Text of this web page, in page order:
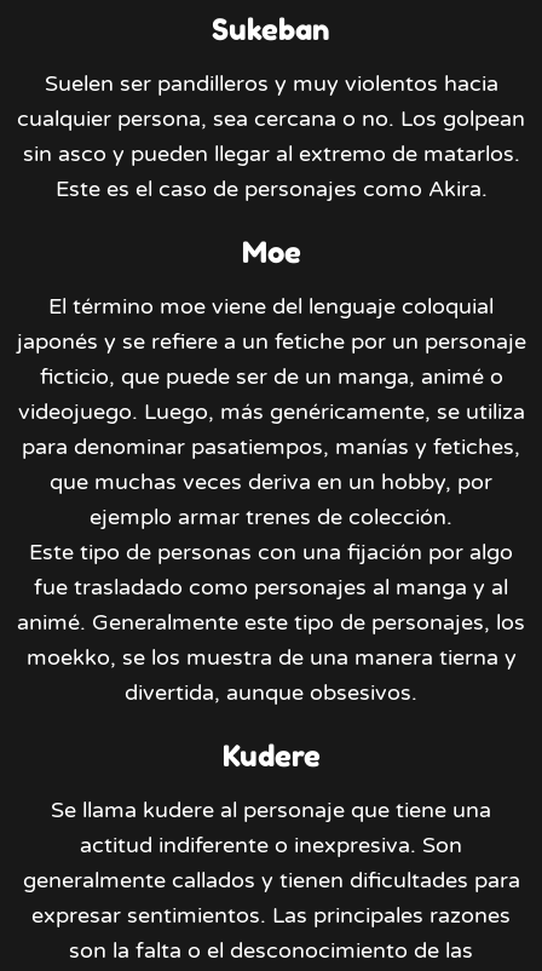
Sukeban
Suelen ser pandilleros y muy violentos hacia
cualquier persona, sea cercana o no. Los golpean
sin asco y pueden llegar al extremo de matarlos.
Este es el caso de personajes como Akira.
Moe
El término moe viene del lenguaje coloquial
japonés y se refiere a un fetiche por un personaje
ficticio, que puede ser de un manga, animé o
videojuego. Luego, más genéricamente, se utiliza
para denominar pasatiempos, manías y fetiches,
que muchas veces deriva en un hobby, por
ejemplo armar trenes de colección.
Este tipo de personas con una fijación por algo
fue trasladado como personajes al manga y al
animé. Generalmente este tipo de personajes, los
moekko, se los muestra de una manera tierna y
divertida, aunque obsesivos.
Kudere
Se llama kudere al personaje que tiene una
actitud indiferente o inexpresiva. Son
generalmente callados y tienen dificultades para
expresar sentimientos. Las principales razones
son la falta o el desconocimiento de las